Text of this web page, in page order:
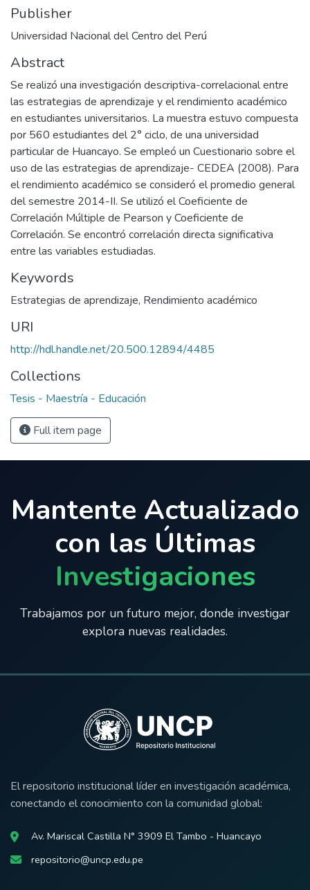
Publisher
Universidad Nacional del Centro del Perú
Abstract
Se realizó una investigación descriptiva-correlacional entre
las estrategias de aprendizaje y el rendimiento académico
en estudiantes universitarios. La muestra estuvo compuesta
por 560 estudiantes del 2° ciclo, de una universidad
particular de Huancayo. Se empleó un Cuestionario sobre el
uso de las estrategias de aprendizaje- CEDEA (2008). Para
el rendimiento académico se consideró el promedio general
del semestre 2014-II. Se utilizó el Coeficiente de
Correlación Múltiple de Pearson y Coeficiente de
Correlación. Se encontró correlación directa significativa
entre las variables estudiadas.
Keywords
Estrategias de aprendizaje, Rendimiento académico
URI
http://hdl.handle.net/20.500.12894/4485
Collections
Tesis - Maestría - Educación
Full item page
Mantente Actualizado
con las Últimas
Investigaciones
Trabajamos por un futuro mejor, donde investigar
explora nuevas realidades.
El repositorio institucional líder en investigación académica,
conectando el conocimiento con la comunidad global:
Av. Mariscal Castilla N° 3909 El Tambo - Huancayo
repositorio@uncp.edu.pe